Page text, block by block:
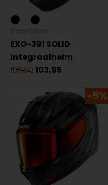
EXO-391 SOLID
Integraalhelm
109,90 103,95
-5%